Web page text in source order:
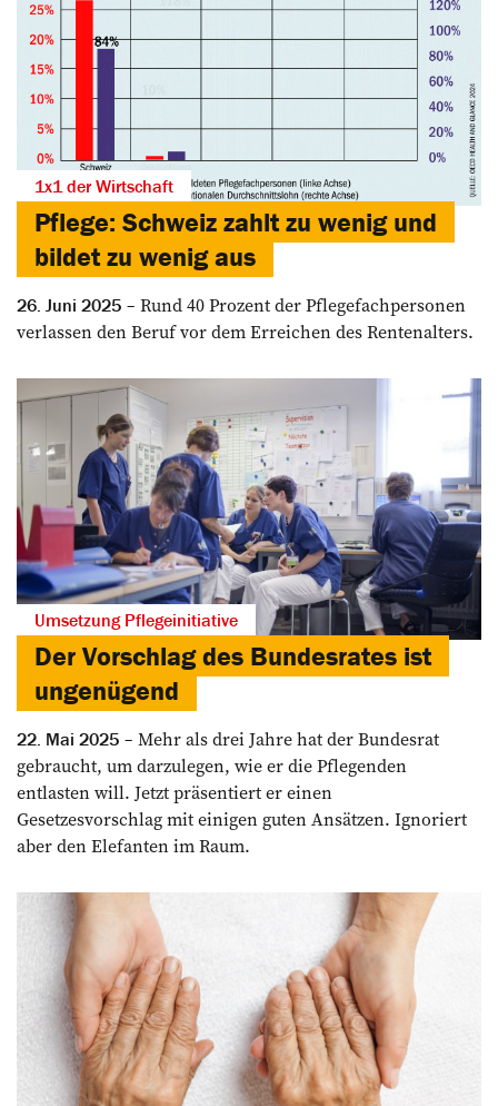
1x1 der Wirtschaft
Pflege: Schweiz zahlt zu wenig und
bildet zu wenig aus
26. Juni 2025
Rund 40 Prozent der Pflegefachpersonen
verlassen den Beruf vor dem Erreichen des Rentenalters.
Umsetzung Pflegeinitiative
Der Vorschlag des Bundesrates ist
ungenügend
22. Mai 2025
Mehr als drei Jahre hat der Bundesrat
gebraucht, um darzulegen, wie er die Pflegenden
entlasten will. Jetzt präsentiert er einen
Gesetzesvorschlag mit einigen guten Ansätzen. Ignoriert
aber den Elefanten im Raum.